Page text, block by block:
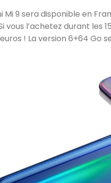
Mi 9 sera disponible en
vous l’achetez durant
! La version 6+64 Go